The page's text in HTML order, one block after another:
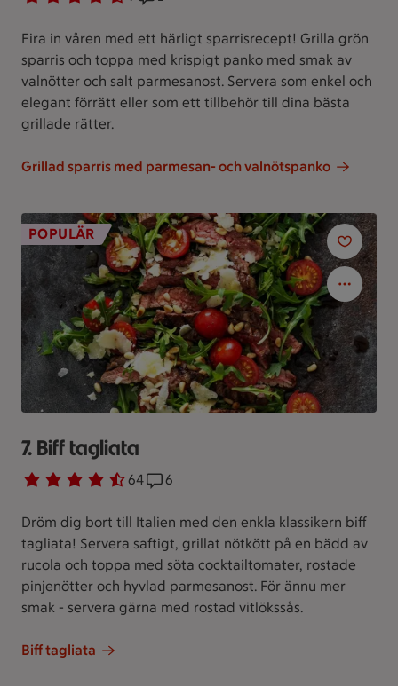
Fira in våren med ett härligt sparrisrecept! Grilla grön
sparris och toppa med krispigt panko med smak av
valnötter och salt parmesanost. Servera som enkel och
elegant förrätt eller som ett tillbehör till dina bästa
grillade rätter.
Grillad sparris med parmesan- och valnötspanko
POPULÄR
7. Biff tagliata
Betyg 4.7 av 5. 64
64 personer har röstatReceptet har 6 kommentarer
6
Dröm dig bort till Italien med den enkla klassikern biff
tagliata! Servera saftigt, grillat nötkött på en bädd av
rucola och toppa med söta cocktailtomater, rostade
pinjenötter och hyvlad parmesanost. För ännu mer
smak - servera gärna med rostad vitlökssås.
Biff tagliata